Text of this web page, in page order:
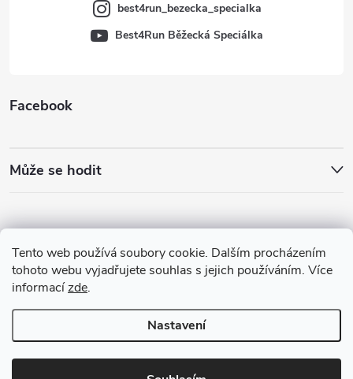
Tento web používá soubory cookie. Dalším procházením
tohoto webu vyjadřujete souhlas s jejich používáním. Více
informacízde.
Nastavení
Facebook
Může se hodit
best4run_bezecka_specialka
Best4Run Běžecká Speciálka
Copyright 2026Best4Run Běžecká speciálka. Všechna práva vyhrazena.